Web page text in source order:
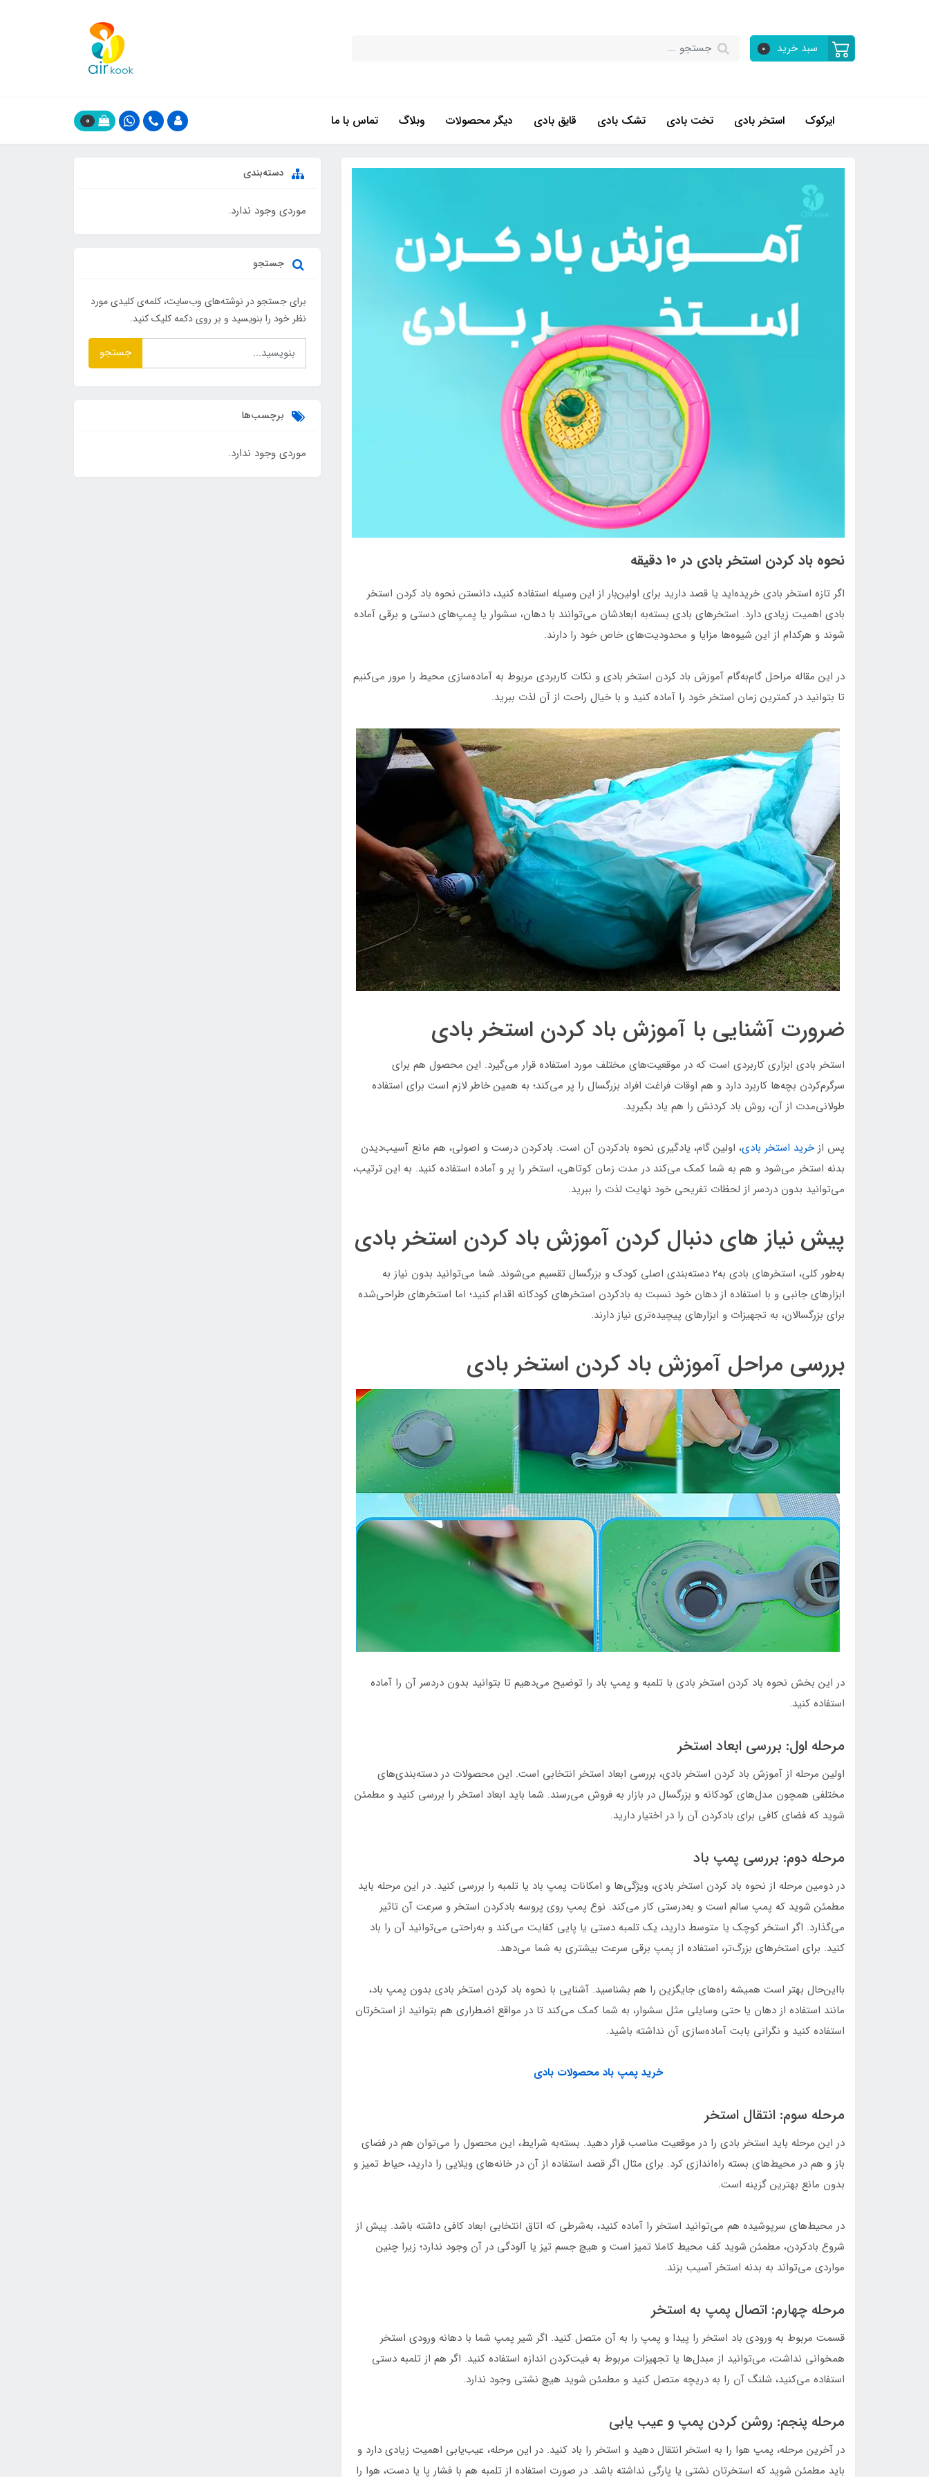
سبد خرید 0
ایرکوک استخر بادی تخت بادی تشک بادی قایق بادی دیگر محصولات وبلاگ تماس با ما 0
نحوه باد كردن استخر بادي در 10 دقیقه
اگر تازه استخر بادی خریده‌اید یا قصد دارید برای اولین‌بار از این وسیله استفاده کنید، دانستن نحوه باد کردن استخر
بادی اهمیت زیادی دارد. استخرهای بادی بسته‌به ابعادشان می‌توانند با دهان، سشوار یا پمپ‌های دستی و برقی آماده
شوند و هرکدام از این شیوه‌ها مزایا و محدودیت‌های خاص خود را دارند.
در این مقاله مراحل گام‌به‌گام آموزش باد کردن استخر بادی و نکات کاربردی مربوط به آماده‌سازی محیط را مرور می‌کنیم
تا بتوانید در کمترین زمان استخر خود را آماده کنید و با خیال راحت از آن لذت ببرید.
ضرورت آشنایی با آموزش باد کردن استخر بادی
استخر بادی ابزاری کاربردی است که در موقعیت‌های مختلف مورد استفاده قرار می‌گیرد. این محصول هم برای
سرگرم‌کردن بچه‌ها کاربرد دارد و هم اوقات فراغت افراد بزرگسال را پر می‌کند؛ به همین خاطر لازم است برای استفاده
طولانی‌مدت از آن،‌ روش باد کردنش را هم یاد بگیرید.
پس ازخرید استخر بادی، اولین گام، یادگیری نحوه بادکردن آن است. بادکردن درست و اصولی، هم مانع آسیب‌دیدن
بدنه استخر می‌شود و هم به شما کمک می‌کند در مدت زمان کوتاهی، استخر را پر و آماده استفاده کنید. به این ترتیب،
می‌توانید بدون دردسر از لحظات تفریحی خود نهایت لذت را ببرید.
پیش نیاز های دنبال کردن آموزش باد کردن استخر بادی
به‌طور کلی، استخرهای بادی به2 دسته‌بندی اصلی کودک و بزرگسال تقسیم می‌شوند. شما می‌توانید بدون نیاز به
ابزارهای جانبی و با استفاده از دهان خود نسبت به بادکردن استخرهای کودکانه اقدام کنید؛ اما استخرهای طراحی‌شده
برای بزرگسالان، به تجهیزات و ابزارهای پیچیده‌تری نیاز دارند.
بررسی مراحل آموزش باد کردن استخر بادی
در این بخش نحوه باد کردن استخر بادی با تلمبه و پمپ باد را توضیح می‌دهیم تا بتوانید بدون دردسر آن را آماده
استفاده کنید.
مرحله اول: بررسی ابعاد استخر
اولین مرحله از آموزش باد کردن استخر بادی، بررسی ابعاد استخر انتخابی است. این محصولات در دسته‌بندی‌های
مختلفی همچون مدل‌های کودکانه و بزرگسال در بازار به فروش می‌رسند. شما باید ابعاد استخر را بررسی کنید و مطمئن
شوید که فضای کافی برای بادکردن آن را در اختیار دارید.
مرحله دوم: بررسی پمپ باد
در دومین مرحله از نحوه باد کردن استخر بادی، ویژگی‌ها و امکانات پمپ باد یا تلمبه را بررسی کنید. در این مرحله باید
مطمئن شوید که پمپ سالم است و به‌درستی کار می‌کند. نوع پمپ روی پروسه بادکردن استخر و سرعت آن تاثیر
می‌گذارد. اگر استخر کوچک یا متوسط دارید، یک تلمبه دستی یا پایی کفایت می‌کند و به‌راحتی می‌توانید آن را باد
کنید. برای استخرهای بزرگ‌تر، استفاده از پمپ برقی سرعت بیشتری به شما می‌دهد.
بااین‌حال بهتر است همیشه راه‌های جایگزین را هم بشناسید. آشنایی با نحوه باد کردن استخر بادی بدون پمپ باد،
مانند استفاده از دهان یا حتی وسایلی مثل سشوار، به شما کمک می‌کند تا در مواقع اضطراری هم بتوانید از استخرتان
استفاده کنید و نگرانی بابت آماده‌سازی آن نداشته باشید.
خرید پمپ باد محصولات بادی
مرحله سوم: انتقال استخر
در این مرحله باید استخر بادی را در موقعیت مناسب قرار دهید. بسته‌به شرایط، این محصول را می‌توان هم در فضای
باز و هم در محیط‌های بسته راه‌اندازی کرد. برای مثال اگر قصد استفاده از آن در خانه‌های ویلایی را دارید، حیاط تمیز و
بدون مانع بهترین گزینه است.
در محیط‌های سرپوشیده هم می‌توانید استخر را آماده کنید، به‌شرطی که اتاق انتخابی ابعاد کافی داشته باشد. پیش از
شروع بادکردن، مطمئن شوید کف محیط کاملا تمیز است و هیچ جسم تیز یا آلودگی در آن وجود ندارد؛ زیرا چنین
مواردی می‌تواند به بدنه استخر آسیب بزند.
مرحله چهارم: اتصال پمپ به استخر
قسمت مربوط به ورودی باد استخر را پیدا و پمپ را به آن متصل کنید. اگر شیر پمپ شما با دهانه ورودی استخر
همخوانی نداشت، می‌توانید از مبدل‌ها یا تجهیزات مربوط به فیت‌کردن اندازه استفاده کنید. اگر هم از تلمبه دستی
استفاده می‌کنید، شلنگ آن را به دریچه متصل کنید و مطمئن شوید هیچ نشتی وجود ندارد.
مرحله پنجم: روشن کردن پمپ و عیب یابی
در آخرین مرحله، پمپ هوا را به استخر انتقال دهید و استخر را باد کنید. در این مرحله، عیب‌یابی اهمیت زیادی دارد و
باید مطمئن شوید که استخرتان نشتی یا پارگی نداشته باشد. در صورت استفاده از تلمبه هم با فشار پا یا دست، هوا را
دسته‌بندی
موردی وجود ندارد.
جستجو
برای جستجو در نوشته‌های وب‌سایت، کلمه‌ی کلیدی مورد
نظر خود را بنویسید و بر روی دکمه کلیک کنید.
جستجو
برچسب‌ها
موردی وجود ندارد.